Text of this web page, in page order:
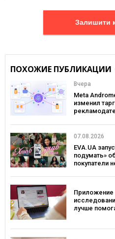
ПОХОЖИЕ ПУБЛИКАЦИИ
Вчера
Meta
изменил
07.08.2026
EVA.UA
подумать»
покупатели
Приложение
лучше